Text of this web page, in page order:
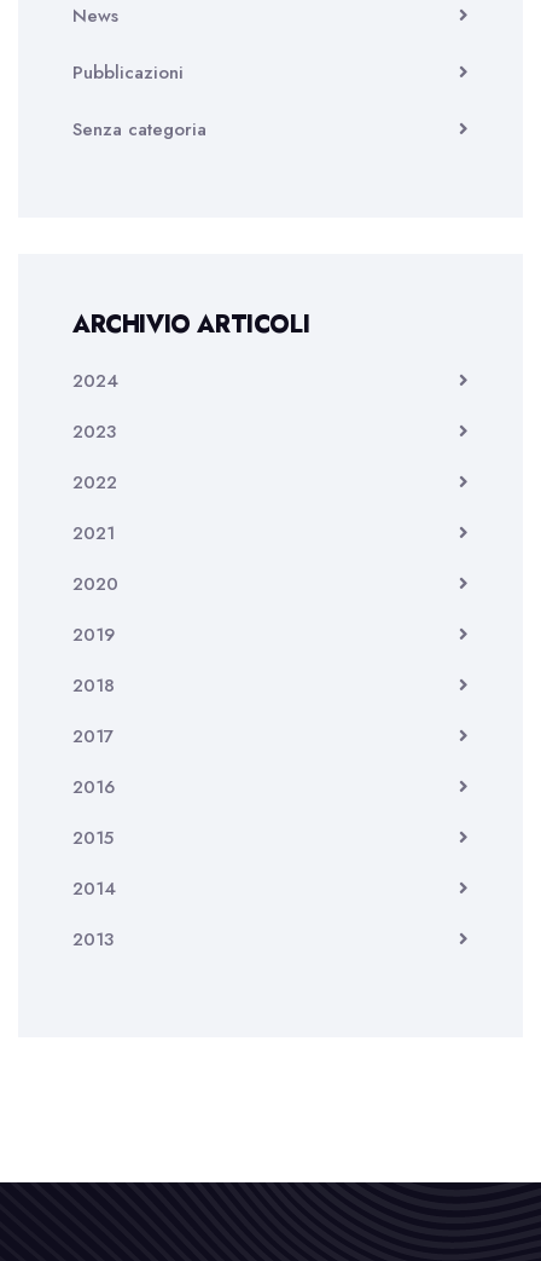
News
Pubblicazioni
Senza categoria
ARCHIVIO ARTICOLI
2024
2023
2022
2021
2020
2019
2018
2017
2016
2015
2014
2013